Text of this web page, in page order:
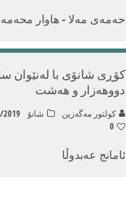
حەمەى مەلا - هاوار
کۆڕی شانۆی با له‌نێوان
دووهه‌زار و هه‌شت
كولتور مه‌گه‌زین شانۆ
0
ئامانج عه‌بدوڵا